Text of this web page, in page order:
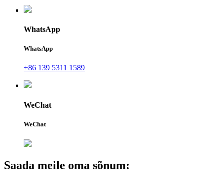
WhatsApp
WhatsApp
+86 139 5311 1589
WeChat
WeChat
Saada meile oma sõnum: